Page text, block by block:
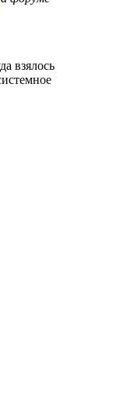
взялось